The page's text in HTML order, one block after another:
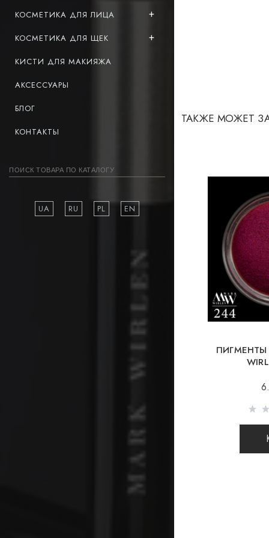
КОСМЕТИКА ДЛЯ ЛИЦА
КОСМЕТИКА ДЛЯ ЩЕК
КИСТИ ДЛЯ МАКИЯЖА
АКСЕССУАРЫ
БЛОГ
КОНТАКТЫ
UA RU PL EN
ТАКЖЕ МОЖЕТ